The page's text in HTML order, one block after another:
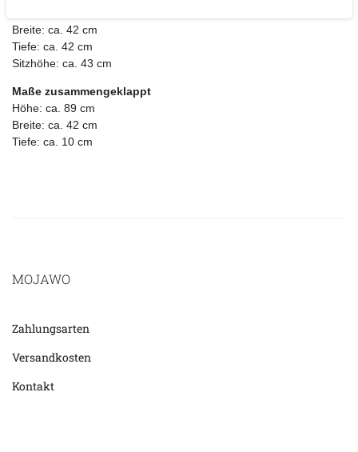
Breite: ca. 42 cm
Tiefe: ca. 42 cm
Sitzhöhe: ca. 43 cm
Maße zusammengeklappt
Höhe: ca. 89 cm
Breite: ca. 42 cm
Tiefe: ca. 10 cm
MOJAWO
Zahlungsarten
Versandkosten
Kontakt